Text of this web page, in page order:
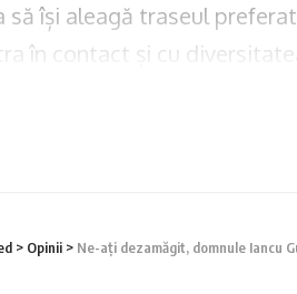
să își aleagă traseul
în contact și cu
> Opinii > Ne-ați dezamăgit, domnule Iancu